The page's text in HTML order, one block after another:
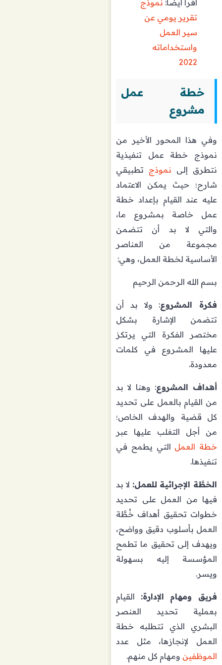
اقرأ أيضًا: نموذج
تقرير يومي عن
سير العمل
واستخداماته
2022
خطة عمل
مشروع
وفي هذا المحور الأخير من
نموذج خطة عمل تنفيذية
نتطرق إلى نموذج تطبيقي
شارح؛ حيث يمكن الاعتماد
عليه عند القيام بإعداد خطة
عمل خاصة بمشروع ما،
والتي لا بد أن تتضمن
مجموعة من العناصر
الأساسية لخطة العمل، وهي:
بسم الله الرحمن الرحيم
فكرة المشروع: ولا بد أن
تتضمن الإشارة بشكل
مختصر الفكرة التي يرتكز
عليها المشروع في كلمات
معدودة.
أهداف المشروع: وهنا لا بد
من القيام بالعمل على تحديد
كل قضية والهدف الخاص؛
من أجل التغلب عليها عبر
خطة العمل التي يطمح في
تنفيذها.
الخطَّة الإجرائية للعمل: لا بد
فيها من العمل على تحديد
خطوات تحقيق أهداف خُطَّة
العمل بأسلوب دقيق وواضح،
ويهدف إلى تحقيق ما تطمح
المؤسسة إليه بسهولة
ويسر.
فريق ومهام الإدارة: القيام
بعملية تحديد العنصر
البشري الذي تتطلبه خطة
العمل لإنجازها، مثل عدد
الموظفين ومهام كل منهم.